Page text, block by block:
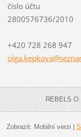
číslo účtu
2800576736/2010
+420 728 268 947
olga.kepkova@sez
REBELS
Zobrazit: Mobilní verzi